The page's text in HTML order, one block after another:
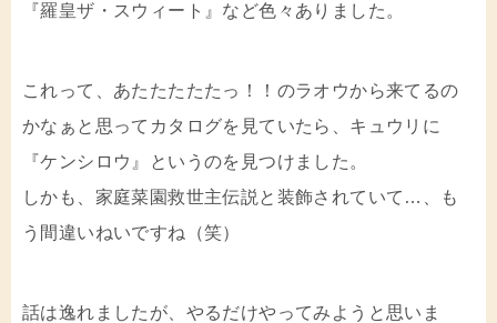
『羅皇ザ・スウィート』など色々ありました。
これって、あたたたたたっ！！のラオウから来てるの
かなぁと思ってカタログを見ていたら、キュウリに
『ケンシロウ』というのを見つけました。
しかも、家庭菜園救世主伝説と装飾されていて…、も
う間違いねいですね（笑）
話は逸れましたが、やるだけやってみようと思いま